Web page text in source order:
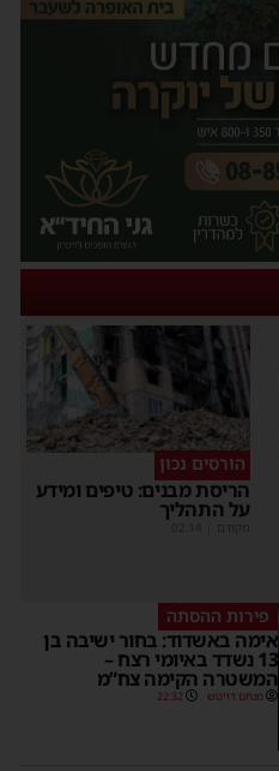
הורסים נכון
הריסת מבנים: טיפים ומידע
על התהליך
מקודם
פירות ההסתה
אימה באשדוד: בחור ישיבה בן
13 נשדד באיומי רצח –
המשטרה הקימה צח”מ
מנחם דויטש 22:32